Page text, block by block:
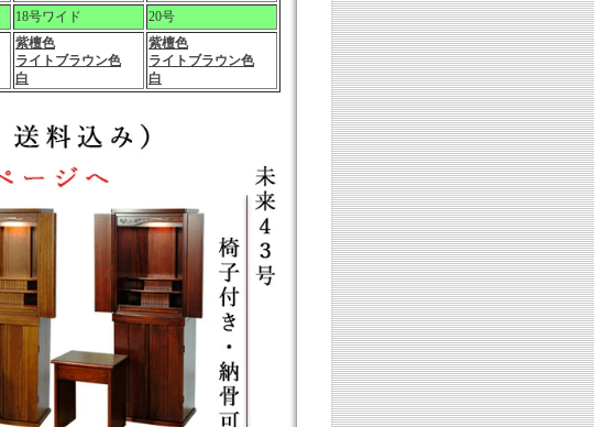
18号ワイド 20号
紫檀色
ライトブラウン色
白
紫檀色
ライトブラウン色
白